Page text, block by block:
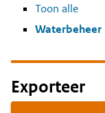
Toon alle
Waterbeheer
Exporteer